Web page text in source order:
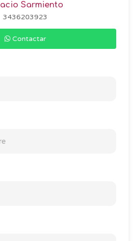
Sarmiento
3436203923
Contactar